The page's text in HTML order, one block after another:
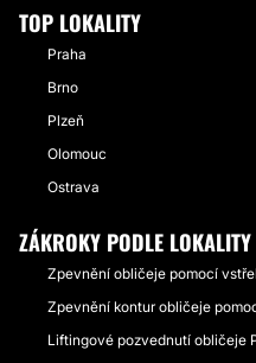
TOP LOKALITY
Praha
Brno
Plzeň
Olomouc
Ostrava
ZÁKROKY PODLE LOKALITY
Zpevnění obličeje pomocí
Zpevnění kontur obličeje
Liftingové pozvednutí obličeje